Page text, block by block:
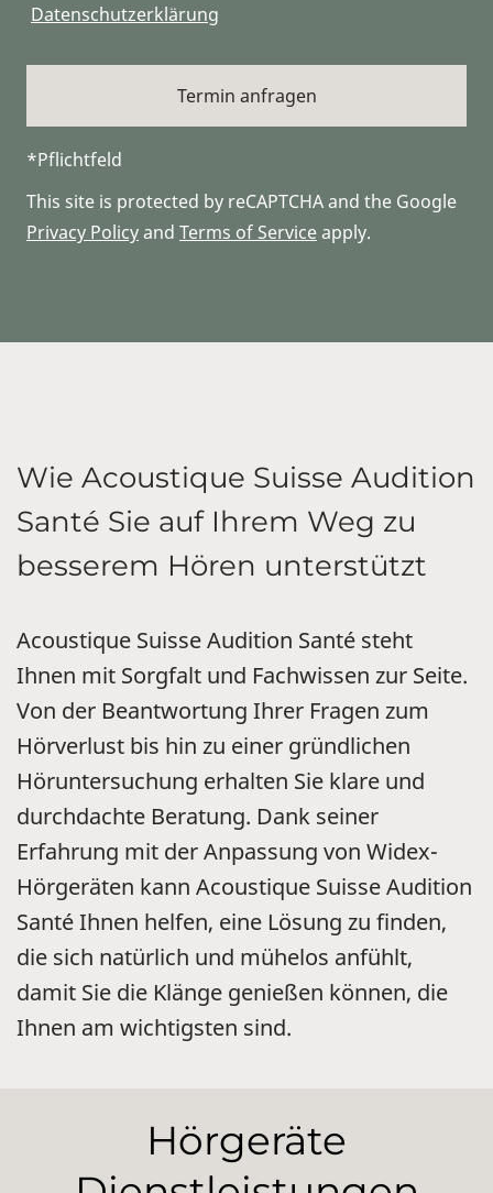
Datenschutzerklärung
*Pflichtfeld
This site is protected by reCAPTCHA and the Google
Privacy Policyand Terms of Serviceapply.
Wie Acoustique Suisse Audition
Santé Sie auf Ihrem Weg zu
besserem Hören unterstützt
Acoustique Suisse Audition Santé steht
Ihnen mit Sorgfalt und Fachwissen zur Seite.
Von der Beantwortung Ihrer Fragen zum
Hörverlust bis hin zu einer gründlichen
Höruntersuchung erhalten Sie klare und
durchdachte Beratung. Dank seiner
Erfahrung mit der Anpassung von Widex-
Hörgeräten kann Acoustique Suisse Audition
Santé Ihnen helfen, eine Lösung zu finden,
die sich natürlich und mühelos anfühlt,
damit Sie die Klänge genießen können, die
Ihnen am wichtigsten sind.
Hörgeräte